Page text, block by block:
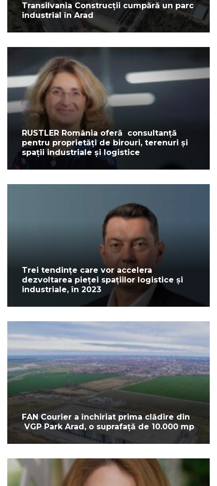
Transilvania Construcții cumpără un parc
industrial în Arad
RUSTLER România oferă consultanță
pentru proprietăți de birouri, terenuri și
spații industriale și logistice
Trei tendințe care vor accelera
dezvoltarea pieței spațiilor logistice și
industriale, în 2023
FAN Courier a închiriat prima clădire din
VGP Park Arad, o suprafață de 10.000 mp